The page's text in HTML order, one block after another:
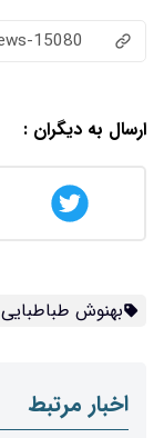
15080
ارسال به دیگران :
بهنوش طباطبایی
اخبار مرتبط